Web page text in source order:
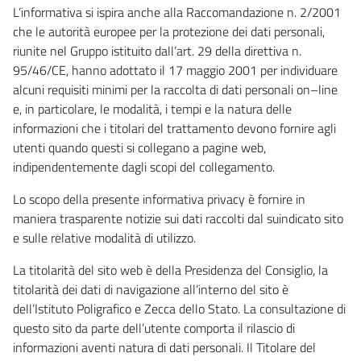
L’informativa si ispira anche alla Raccomandazione n. 2/2001
che le autorità europee per la protezione dei dati personali,
riunite nel Gruppo istituito dall’art. 29 della direttiva n.
95/46/CE, hanno adottato il 17 maggio 2001 per individuare
alcuni requisiti minimi per la raccolta di dati personali on–line
e, in particolare, le modalità, i tempi e la natura delle
informazioni che i titolari del trattamento devono fornire agli
utenti quando questi si collegano a pagine web,
indipendentemente dagli scopi del collegamento.
Lo scopo della presente informativa privacy è fornire in
maniera trasparente notizie sui dati raccolti dal suindicato sito
e sulle relative modalità di utilizzo.
La titolarità del sito web è della Presidenza del Consiglio, la
titolarità dei dati di navigazione all’interno del sito è
dell’Istituto Poligrafico e Zecca dello Stato. La consultazione di
questo sito da parte dell’utente comporta il rilascio di
informazioni aventi natura di dati personali. Il Titolare del